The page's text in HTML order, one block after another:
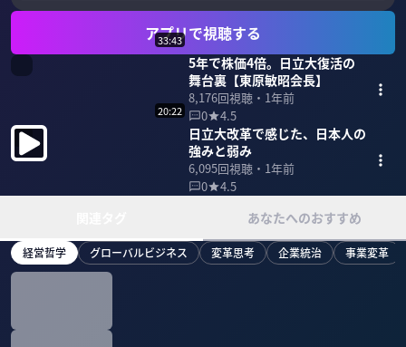
アプリで視聴する
33:43
5年で株価4倍。日立大復活の
舞台裏【東原敏昭会長】
8,176回視聴・ 1年前
0
4.5
20:22
日立大改革で感じた、日本人の
強みと弱み
6,095回視聴・ 1年前
0
4.5
あなたへのおすすめ
経営哲学 グローバルビジネス 変革思考 企業統治 事業変革